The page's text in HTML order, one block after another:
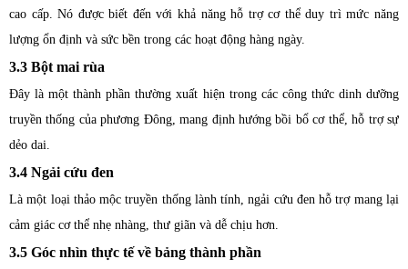
cao cấp. Nó được biết đến với khả năng hỗ trợ cơ thể duy trì mức năng
lượng ổn định và sức bền trong các hoạt động hàng ngày.
3.3 Bột mai rùa
Đây là một thành phần thường xuất hiện trong các công thức dinh dưỡng
truyền thống của phương Đông, mang định hướng bồi bổ cơ thể, hỗ trợ sự
dẻo dai.
3.4 Ngải cứu đen
Là một loại thảo mộc truyền thống lành tính, ngải cứu đen hỗ trợ mang lại
cảm giác cơ thể nhẹ nhàng, thư giãn và dễ chịu hơn.
3.5 Góc nhìn thực tế về bảng thành phần